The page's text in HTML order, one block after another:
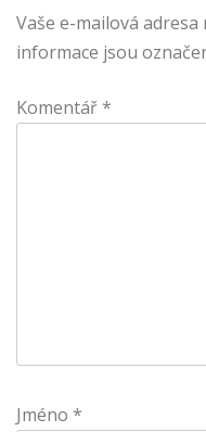
Vaše e-mailová
informace jsou
Komentář *
Jméno *